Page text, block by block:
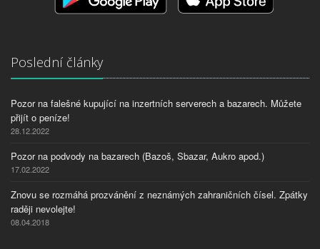
Poslední články
Pozor na falešné kupující na inzertních serverech a bazarech. Můžete
přijít o peníze!
28.12.2022
Pozor na podvody na bazarech (Bazoš, Sbazar, Aukro apod.)
17.02.2022
Znovu se rozmáhá prozvánění z neznámých zahraničních čísel. Zpátky
raději nevolejte!
08.04.2018